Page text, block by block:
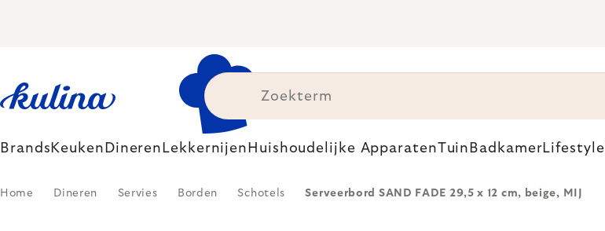
Brands Keuken Dineren Lekkernijen Huishoudelijke ApparatenTuin BadkamerLifestyle
Home Dineren Servies Borden Schotels Serveerbord SAND FADE 29,5 x 12 cm, beige, MIJ